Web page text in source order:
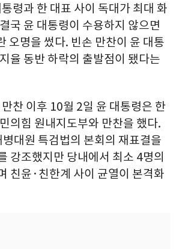
령과 한 대표 사이 독대가 최대 화
국 윤 대통령이 수용하지 않으면
오명을 썼다. 빈손 만찬이 윤 대통
율 동반 하락의 출발점이 됐다는
찬 이후 10월 2일 윤 대통령은 한
의힘 원내지도부와 만찬을 했다.
대원 특검법의 본회의 재표결을
강조했지만 당내에서 최소 4명의
친윤·친한계 사이 균열이 본격화